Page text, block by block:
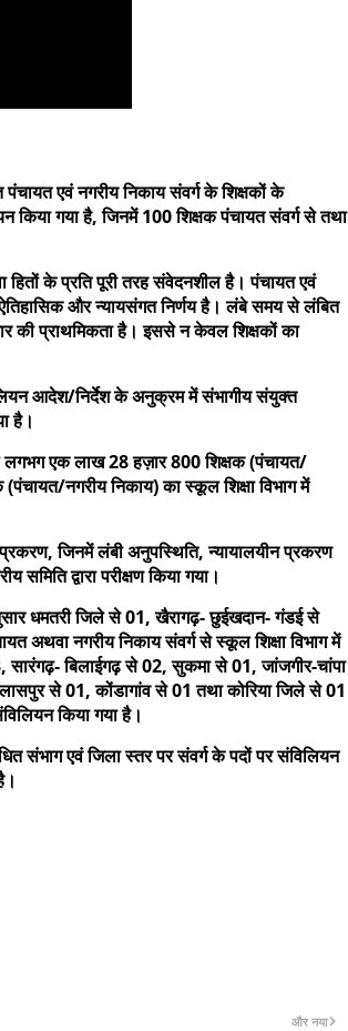
एवं नगरीय निकाय संवर्ग के शिक्षकों के
किया गया है, जिनमें 100 शिक्षक पंचायत संवर्ग से तथा
हितों के प्रति पूरी तरह संवेदनशील है। पंचायत एवं
और न्यायसंगत निर्णय है। लंबे समय से लंबित
की प्राथमिकता है। इससे न केवल शिक्षकों का
आदेश/निर्देश के अनुक्रम में संभागीय संयुक्त
है।
लगभग एक लाख 28 हज़ार 800 शिक्षक (पंचायत/
नगरीय निकाय) का स्कूल शिक्षा विभाग में
जिनमें लंबी अनुपस्थिति, न्यायालयीन प्रकरण
द्वारा परीक्षण किया गया।
धमतरी जिले से 01, खैरागढ़- छुईखदान- गंडई से
अथवा नगरीय निकाय संवर्ग से स्कूल शिक्षा विभाग में
सारंगढ़- बिलाईगढ़ से 02, सुकमा से 01, जांजगीर-चांपा
से 01, कोंडागांव से 01 तथा कोरिया जिले से 01
किया गया है।
संभाग एवं जिला स्तर पर संवर्ग के पदों पर संविलियन
और नया